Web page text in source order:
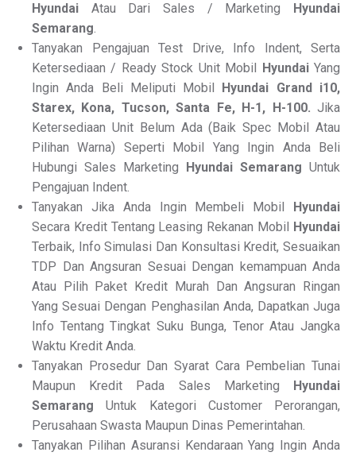
Hyundai Atau Dari Sales / Marketing Hyundai
Semarang.
Tanyakan Pengajuan Test Drive, Info Indent, Serta
Ketersediaan / Ready Stock Unit Mobil HyundaiYang
Ingin Anda Beli Meliputi Mobil Hyundai Grand i10,
Starex, Kona, Tucson, Santa Fe, H-1, H-100. Jika
Ketersediaan Unit Belum Ada (Baik Spec Mobil Atau
Pilihan Warna) Seperti Mobil Yang Ingin Anda Beli
Hubungi Sales Marketing Hyundai Semarang Untuk
Pengajuan Indent.
Tanyakan Jika Anda Ingin Membeli Mobil Hyundai
Secara Kredit Tentang Leasing Rekanan Mobil Hyundai
Terbaik, Info Simulasi Dan Konsultasi Kredit, Sesuaikan
TDP Dan Angsuran Sesuai Dengan kemampuan Anda
Atau Pilih Paket Kredit Murah Dan Angsuran Ringan
Yang Sesuai Dengan Penghasilan Anda, Dapatkan Juga
Info Tentang Tingkat Suku Bunga, Tenor Atau Jangka
Waktu Kredit Anda.
Tanyakan Prosedur Dan Syarat Cara Pembelian Tunai
Maupun Kredit Pada Sales Marketing Hyundai
Semarang Untuk Kategori Customer Perorangan,
Perusahaan Swasta Maupun Dinas Pemerintahan.
Tanyakan Pilihan Asuransi Kendaraan Yang Ingin Anda